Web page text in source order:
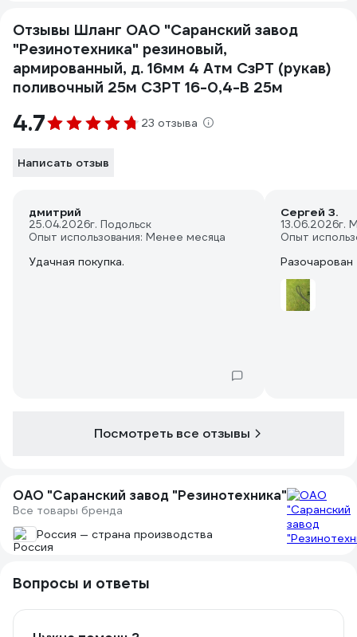
Отзывы Шланг ОАО "Саранский завод
"Резинотехника" резиновый,
армированный, д. 16мм 4 Атм СзРТ (рукав)
поливочный 25м СЗРТ 16-0,4-В 25м
4.7 23 отзыва
Написать отзыв
дмитрий
25.04.2026г. Подольск
Опыт использования: Менее месяца
Удачная покупка.
Сергей З.
13.06.2026г.
Опыт
Разочарован
Посмотреть все отзывы
ОАО "Саранский завод "Резинотехника"
Все товары бренда
Россия — страна производства
Вопросы и ответы